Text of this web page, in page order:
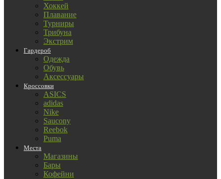
Хоккей
Плавание
Турниры
Трибуна
Экстрим
Гардероб
Одежда
Обувь
Аксессуары
Кроссовки
ASICS
adidas
Nike
Saucony
Reebok
Puma
Места
Магазины
Бары
Кофейни